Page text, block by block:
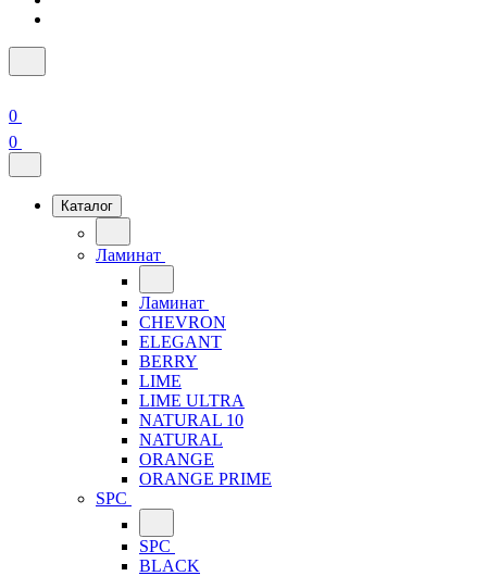
0
0
Каталог
Ламинат
Ламинат
CHEVRON
ELEGANT
BERRY
LIME
LIME ULTRA
NATURAL 10
NATURAL
ORANGE
ORANGE PRIME
SPC
SPC
BLACK